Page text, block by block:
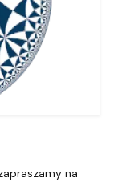
na